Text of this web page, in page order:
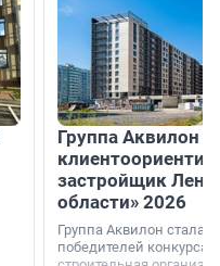
Группа Аквилон
застройщик
области» 2026
Группа Аквилон стала
победителей конкурса